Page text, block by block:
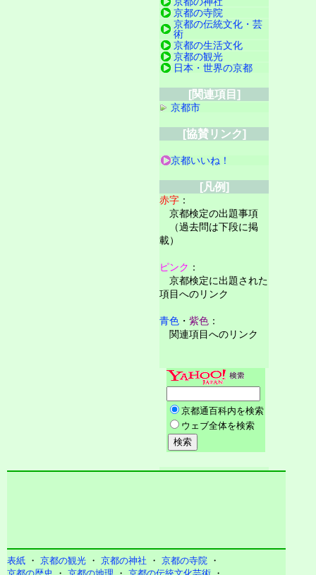
京都の寺院
京都の伝統文化・芸
術
京都の生活文化
京都の観光
日本・世界の京都
[関連項目]
京都市
[協賛リンク]
京都いいね！
[凡例]
赤字 ：
京都検定の出題事項
（過去問は下段に掲
載）
ピンク ：
京都検定に出題された
項目へのリンク
青色 ・ 紫色 ：
関連項目へのリンク
表紙 ・ 京都の観光 ・ 京都の神社 ・ 京都の寺院 ・